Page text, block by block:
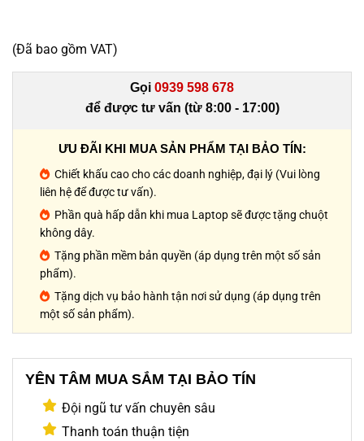
(Đã bao gồm VAT)
Gọi 0939 598 678
để được tư vấn (từ 8:00 - 17:00)
ƯU ĐÃI KHI MUA SẢN PHẨM TẠI BẢO TÍN:
Chiết khấu cao cho các doanh nghiệp, đại lý (Vui lòng
liên hệ để được tư vấn).
Phần quà hấp dẫn khi mua Laptop sẽ được tặng chuột
không dây.
Tặng phần mềm bản quyền (áp dụng trên một số sản
phẩm).
Tặng dịch vụ bảo hành tận nơi sử dụng (áp dụng trên
một số sản phẩm).
YÊN TÂM MUA SẮM TẠI BẢO TÍN
Đội ngũ tư vấn chuyên sâu
Thanh toán thuận tiện